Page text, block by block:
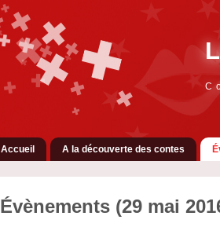
Accueil A la découverte des contes
Évènements (29 mai